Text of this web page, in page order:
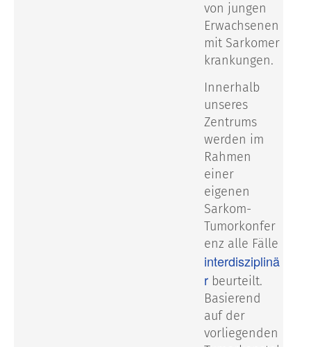
von jungen
Erwachsenen
mit Sarkomer
krankungen.
Innerhalb
unseres
Zentrums
werden im
Rahmen
einer
eigenen
Sarkom-
Tumorkonfer
enz alle Fälle
interdisziplinä
r beurteilt.
Basierend
auf der
vorliegenden